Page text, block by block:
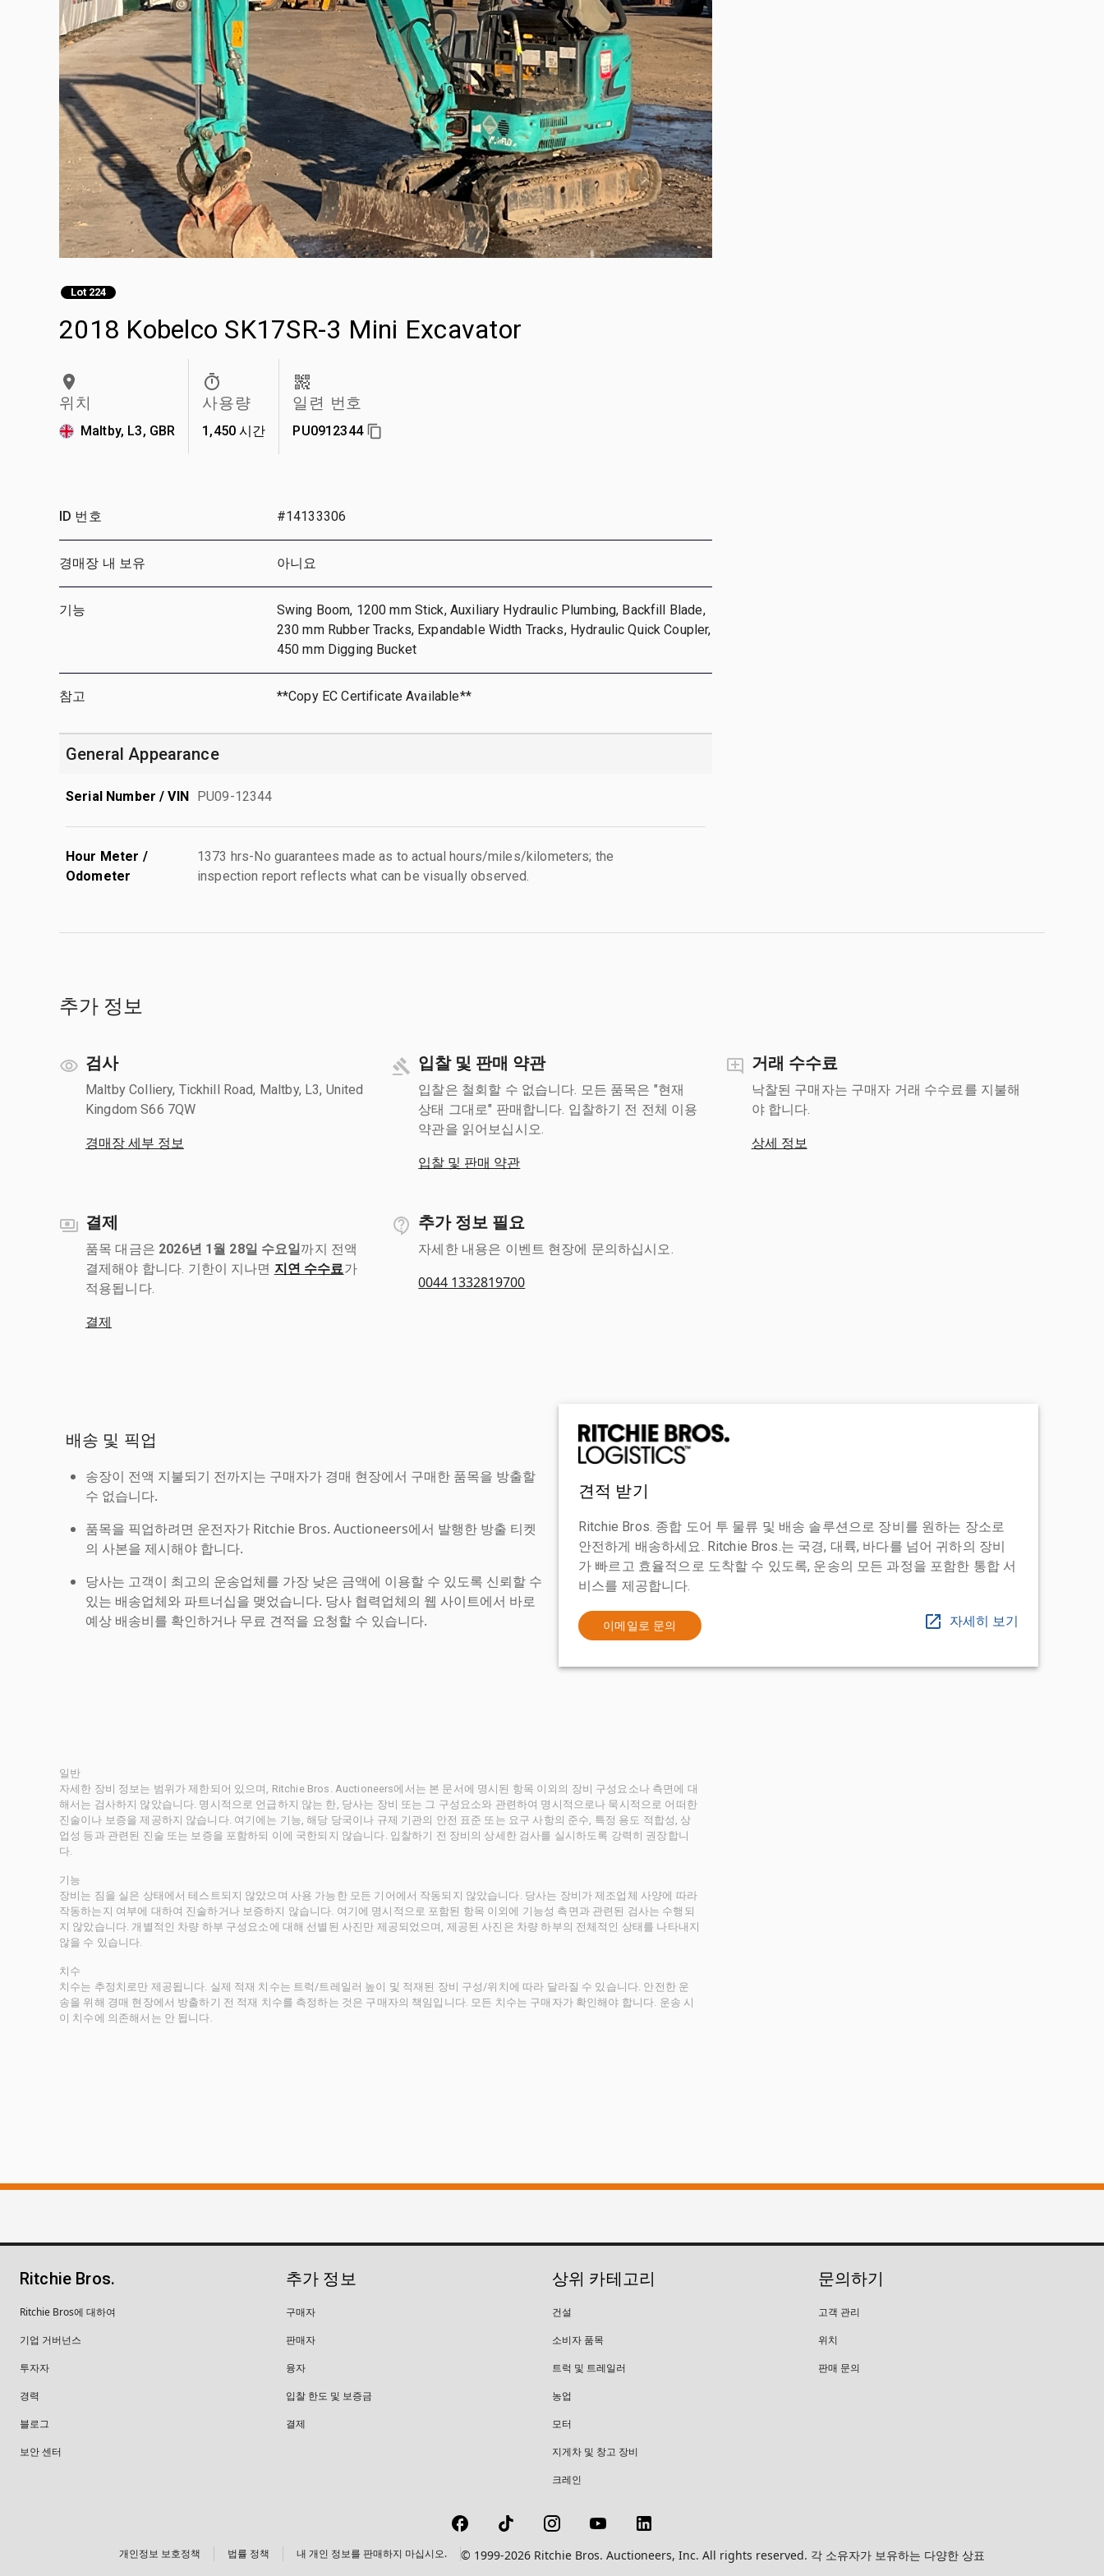
Lot 224
2018 Kobelco SK17SR-3 Mini Excavator
위치
Maltby, L3, GBR
사용량
1,450 시간
일련 번호
PU0912344
ID 번호 #14133306
경매장 내 보유 아니요
기능
Swing Boom, 1200 mm Stick, Auxiliary Hydraulic Plumbing, Backfill Blade,
230 mm Rubber Tracks, Expandable Width Tracks, Hydraulic Quick Coupler,
450 mm Digging Bucket
참고 **Copy EC Certificate Available**
General Appearance
Serial Number / VIN PU09-12344
Hour Meter /
Odometer
1373 hrs-No guarantees made as to actual hours/miles/kilometers; the
inspection report reflects what can be visually observed.
추가 정보
검사
Maltby Colliery, Tickhill Road, Maltby, L3, United
Kingdom S66 7QW
경매장 세부 정보
입찰 및 판매 약관
입찰은 철회할 수 없습니다. 모든 품목은 "현재
상태 그대로" 판매합니다. 입찰하기 전 전체 이용
약관을 읽어보십시오.
입찰 및 판매 약관
거래 수수료
낙찰된 구매자는 구매자 거래 수수료를 지불해
야 합니다.
상세 정보
결제
품목 대금은 2026년 1월 28일 수요일까지 전액
결제해야 합니다. 기한이 지나면 지연 수수료 가
적용됩니다.
결제
추가 정보 필요
자세한 내용은 이벤트 현장에 문의하십시오.
0044 1332819700
배송 및 픽업
송장이 전액 지불되기 전까지는 구매자가 경매 현장에서 구매한 품목을 방출할
수 없습니다.
품목을 픽업하려면 운전자가 Ritchie Bros. Auctioneers에서 발행한 방출 티켓
의 사본을 제시해야 합니다.
당사는 고객이 최고의 운송업체를 가장 낮은 금액에 이용할 수 있도록 신뢰할 수
있는 배송업체와 파트너십을 맺었습니다. 당사 협력업체의 웹 사이트에서 바로
예상 배송비를 확인하거나 무료 견적을 요청할 수 있습니다.
견적 받기
Ritchie Bros. 종합 도어 투 물류 및 배송 솔루션으로 장비를 원하는 장소로
안전하게 배송하세요. Ritchie Bros.는 국경, 대륙, 바다를 넘어 귀하의 장비
가 빠르고 효율적으로 도착할 수 있도록, 운송의 모든 과정을 포함한 통합 서
비스를 제공합니다.
이메일로 문의 자세히 보기
일반
자세한 장비 정보는 범위가 제한되어 있으며, Ritchie Bros. Auctioneers에서는 본 문서에 명시된 항목 이외의 장비 구성요소나 측면에 대
해서는 검사하지 않았습니다. 명시적으로 언급하지 않는 한, 당사는 장비 또는 그 구성요소와 관련하여 명시적으로나 묵시적으로 어떠한
진술이나 보증을 제공하지 않습니다. 여기에는 기능, 해당 당국이나 규제 기관의 안전 표준 또는 요구 사항의 준수, 특정 용도 적합성, 상
업성 등과 관련된 진술 또는 보증을 포함하되 이에 국한되지 않습니다. 입찰하기 전 장비의 상세한 검사를 실시하도록 강력히 권장합니
다.
기능
장비는 짐을 실은 상태에서 테스트되지 않았으며 사용 가능한 모든 기어에서 작동되지 않았습니다. 당사는 장비가 제조업체 사양에 따라
작동하는지 여부에 대하여 진술하거나 보증하지 않습니다. 여기에 명시적으로 포함된 항목 이외에 기능성 측면과 관련된 검사는 수행되
지 않았습니다. 개별적인 차량 하부 구성요소에 대해 선별된 사진만 제공되었으며, 제공된 사진은 차량 하부의 전체적인 상태를 나타내지
않을 수 있습니다.
치수
치수는 추정치로만 제공됩니다. 실제 적재 치수는 트럭/트레일러 높이 및 적재된 장비 구성/위치에 따라 달라질 수 있습니다. 안전한 운
송을 위해 경매 현장에서 방출하기 전 적재 치수를 측정하는 것은 구매자의 책임입니다. 모든 치수는 구매자가 확인해야 합니다. 운송 시
이 치수에 의존해서는 안 됩니다.
Ritchie Bros.
Ritchie Bros에 대하여
기업 거버넌스
투자자
경력
블로그
보안 센터
추가 정보
구매자
판매자
융자
입찰 한도 및 보증금
결제
상위 카테고리
건설
소비자 품목
트럭 및 트레일러
농업
모터
지게차 및 창고 장비
크레인
문의하기
고객 관리
위치
판매 문의
개인정보 보호정책 법률 정책 내 개인 정보를 판매하지 마십시오. © 1999-2026 Ritchie Bros. Auctioneers, Inc. All rights reserved. 각 소유자가 보유하는 다양한 상표